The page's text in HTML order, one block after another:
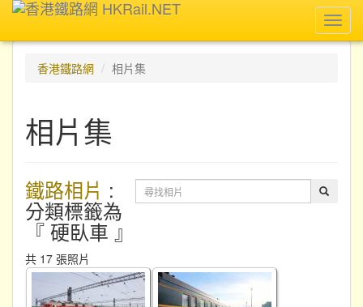
香港鐵路網
相片集
相片集
鐵路相片 :
分類標籤為
『 硬臥車 』
共 17 張照片